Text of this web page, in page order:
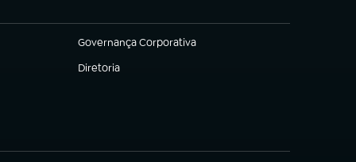
Governança Corporativa
(abre em nova aba)
Diretoria
(abre em nova aba)